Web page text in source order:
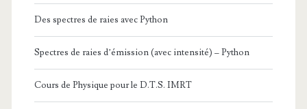
Des spectres de raies avec Python
Spectres de raies d’émission (avec intensité) – Python
Cours de Physique pour le D.T.S. IMRT